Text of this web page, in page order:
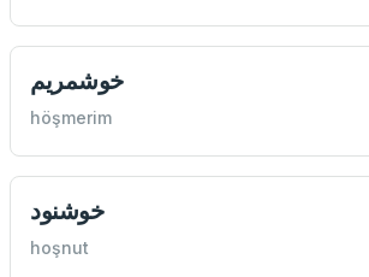
خوشمريم
höşmerim
خوشنود
hoşnut